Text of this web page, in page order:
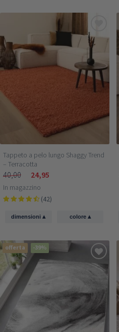
Tappeto a pelo lungo Shaggy Trend
– Terracotta
40,00 24,95
In magazzino
(42)
dimensioni▴ colore ▴
offerta -39%